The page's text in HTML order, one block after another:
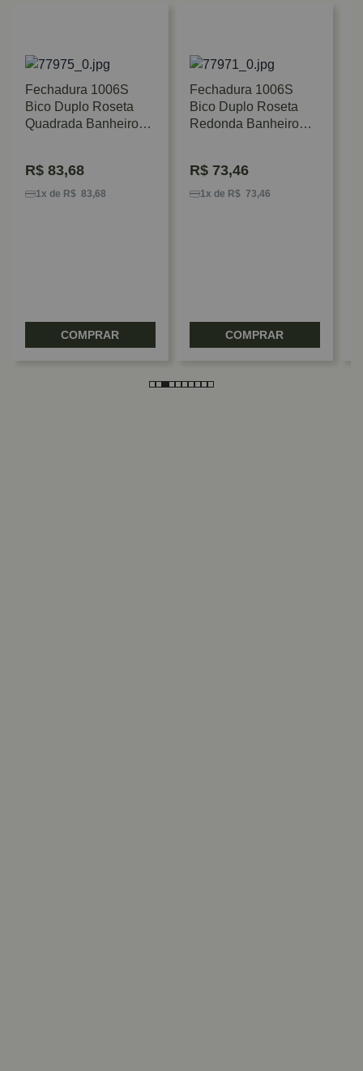
Fechadura 1006S
Bico Duplo Roseta
Quadrada Banheiro
R$ 83,68
1x de R$ 83,68
COMPRAR
Fechadura 1006S
Bico Duplo Roseta
Redonda Banheiro
R$ 73,46
1x de R$ 73,46
COMPRAR